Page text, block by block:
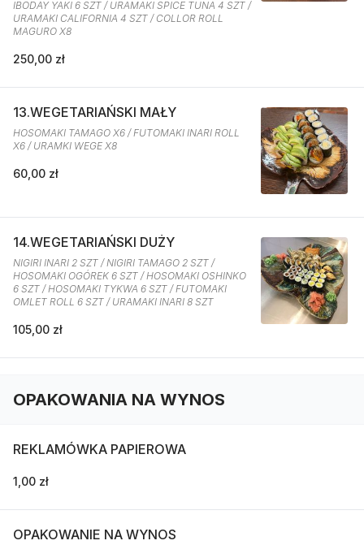
IBODAY YAKI 6 SZT / URAMAKI SPICE TUNA 4 SZT /
URAMAKI CALIFORNIA 4 SZT / COLLOR ROLL
MAGURO X8
250,00 zł
13.WEGETARIAŃSKI MAŁY
HOSOMAKI TAMAGO X6 / FUTOMAKI INARI ROLL
X6 / URAMKI WEGE X8
60,00 zł
14.WEGETARIAŃSKI DUŻY
NIGIRI INARI 2 SZT / NIGIRI TAMAGO 2 SZT /
HOSOMAKI OGÓREK 6 SZT / HOSOMAKI OSHINKO
6 SZT / HOSOMAKI TYKWA 6 SZT / FUTOMAKI
OMLET ROLL 6 SZT / URAMAKI INARI 8 SZT
105,00 zł
OPAKOWANIA NA WYNOS
REKLAMÓWKA PAPIEROWA
1,00 zł
OPAKOWANIE NA WYNOS